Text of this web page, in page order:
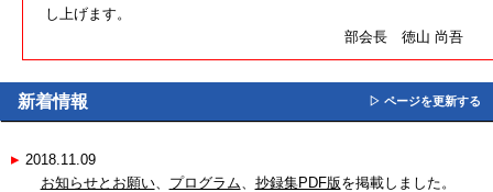
し上げます。
部会長 徳山 尚吾
新着情報 ▷ ページを更新する
▸ 2018.11.09
お知らせとお願い、 プログラム、 抄録集PDF版を掲載しました。